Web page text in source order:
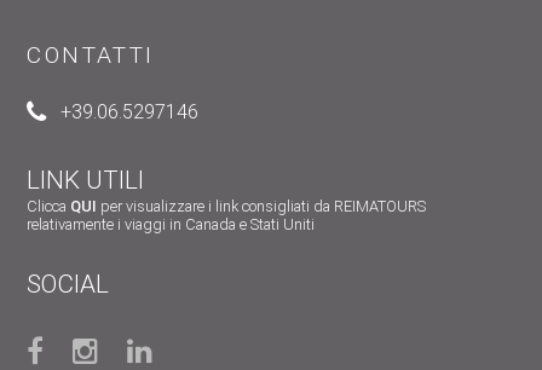
CONTATTI
+39.06.5297146
LINK UTILI
Clicca QUI per visualizzare i link consigliati da REIMATOURS
relativamente i viaggi in Canada e Stati Uniti
SOCIAL